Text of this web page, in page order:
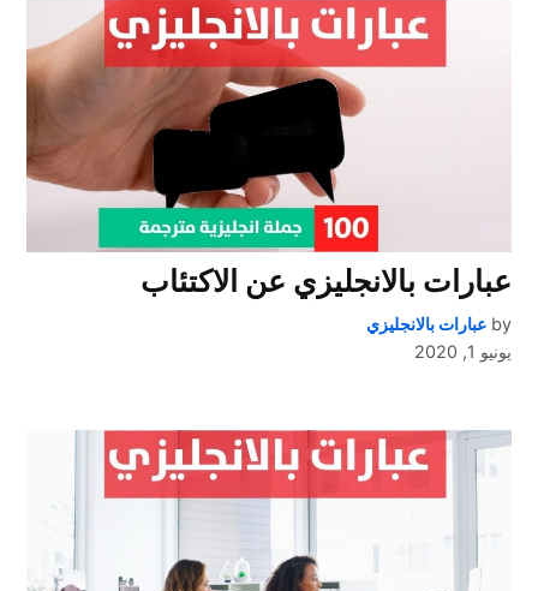
عبارات بالانجليزي عن الاكتئاب
by عبارات بالانجليزي
يونيو 1, 2020